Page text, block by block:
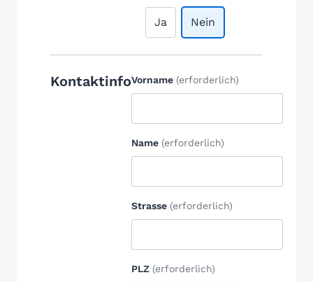
Ja Nein
KontaktinfoVorname (erforderlich)
Name (erforderlich)
Strasse (erforderlich)
PLZ (erforderlich)